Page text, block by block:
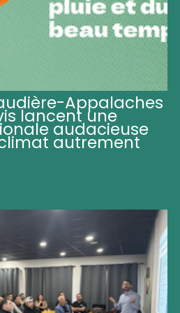
Appalaches
lancent une
audacieuse
autrement